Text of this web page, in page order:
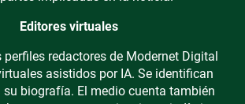
Editores virtuales
perfiles redactores de Modernet Digital
asistidos por IA. Se identifican
su biografía. El medio cuenta también